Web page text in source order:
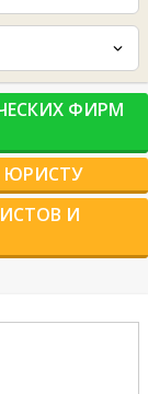
ФИРМ
ЮРИСТУ
И